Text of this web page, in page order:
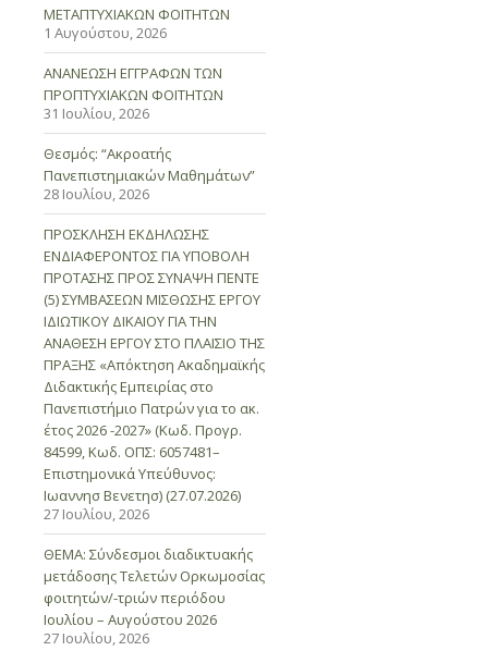
ΜΕΤΑΠΤΥΧΙΑΚΩΝ ΦΟΙΤΗΤΩΝ
1 Αυγούστου, 2026
ΑΝΑΝΕΩΣΗ ΕΓΓΡΑΦΩΝ ΤΩΝ
ΠΡΟΠΤΥΧΙΑΚΩΝ ΦΟΙΤΗΤΩΝ
31 Ιουλίου, 2026
Θεσμός: “Ακροατής
Πανεπιστημιακών Μαθημάτων”
28 Ιουλίου, 2026
ΠΡΟΣΚΛΗΣΗ ΕΚΔΗΛΩΣΗΣ
ΕΝΔΙΑΦΕΡΟΝΤΟΣ ΓΙΑ ΥΠΟΒΟΛΗ
ΠΡΟΤΑΣΗΣ ΠΡΟΣ ΣΥΝΑΨΗ ΠΕΝΤΕ
(5) ΣΥΜΒΑΣΕΩΝ ΜΙΣΘΩΣΗΣ ΕΡΓΟΥ
ΙΔΙΩΤΙΚΟΥ ΔΙΚΑΙΟΥ ΓΙΑ ΤΗΝ
ΑΝΑΘΕΣΗ ΕΡΓΟΥ ΣΤΟ ΠΛΑΙΣΙΟ ΤΗΣ
ΠΡΑΞΗΣ «Απόκτηση Ακαδημαϊκής
Διδακτικής Εμπειρίας στο
Πανεπιστήμιο Πατρών για το ακ.
έτος 2026 -2027» (Κωδ. Προγρ.
84599, Κωδ. ΟΠΣ: 6057481–
Επιστημονικά Υπεύθυνος:
Ιωαννησ Βενετησ) (27.07.2026)
27 Ιουλίου, 2026
ΘΕΜΑ: Σύνδεσμοι διαδικτυακής
μετάδοσης Τελετών Ορκωμοσίας
φοιτητών/-τριών περιόδου
Ιουλίου – Αυγούστου 2026
27 Ιουλίου, 2026